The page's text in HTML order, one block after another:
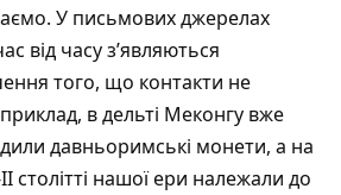
У письмових джерелах
від часу з’являються
того, що контакти не
в дельті Меконгу вже
давньоримські монети, а на
столітті нашої ери належали до